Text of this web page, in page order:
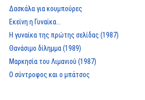
Δασκάλα για κουμπούρες
Εκείνη η Γυναίκα...
Η γυναίκα της πρώτης σελίδας (1987)
Θανάσιμο δίλημμα (1989)
Μαρκησία του Λιμανιού (1987)
Ο σύντροφος και ο μπάτσος